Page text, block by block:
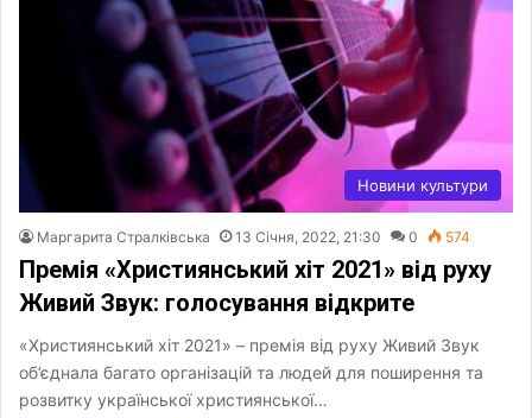
Новини культури
Маргарита Стралківська 13 Січня, 2022, 21:30 0 574
Премія «Християнський хіт 2021» від руху
Живий Звук: голосування відкрите
«Християнський хіт 2021» – премія від руху Живий Звук
об’єднала багато організацій та людей для поширення та
розвитку української християнської…